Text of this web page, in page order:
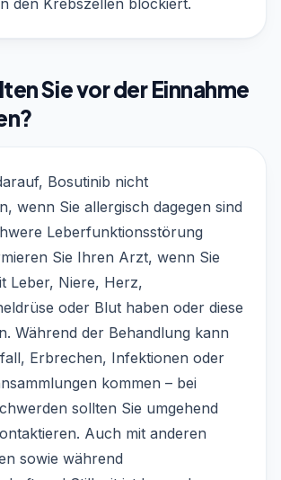
den Krebszellen blockiert.
Sie vor der Einnahme
Bosutinib nicht
wenn Sie allergisch dagegen sind
Leberfunktionsstörung
Sie Ihren Arzt, wenn Sie
Leber, Niere, Herz,
oder Blut haben oder diese
Während der Behandlung kann
Erbrechen, Infektionen oder
kommen – bei
sollten Sie umgehend
Auch mit anderen
sowie während